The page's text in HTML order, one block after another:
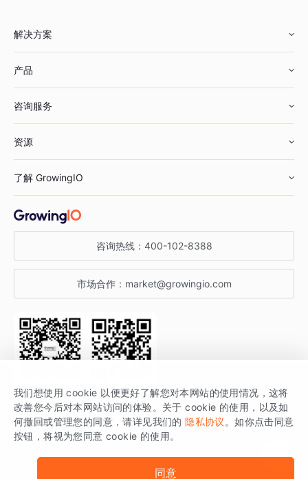
解决方案
鞋服行业
汽车行业
金融行业
产品
智能运营
获客分析
咨询服务
资源
增长公开课
增长博客
开发者文档
SDK 文档
场景指南
了解 GrowingIO
关于 GrowingIO
增长大会
行业活动
咨询热线： 400-102-8388
市场合作： market@growingio.com
关注公众号 获取更多干货
GrowingIO 是专注于数据智能分析与增长的品牌，核心平台为 GrowingIO
分析云。
版权所有 © 北京易数科技有限公司
我们想使用 cookie 以便更好了解您对本网站的使用情况，这将
改善您今后对本网站访问的体验。关于 cookie 的使用，以及如
何撤回或管理您的同意，请详见我们的 隐私协议 。如你点击同意
按钮，将视为您同意 cookie 的使用。
同意